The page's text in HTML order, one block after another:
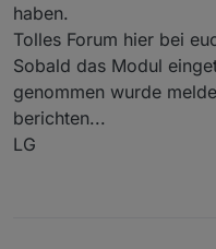
haben.
Tolles Forum hier bei
Sobald das Modul
genommen wurde
berichten...
LG